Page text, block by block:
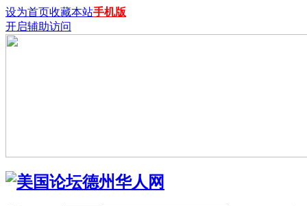
设为首页收藏本站手机版
开启辅助访问